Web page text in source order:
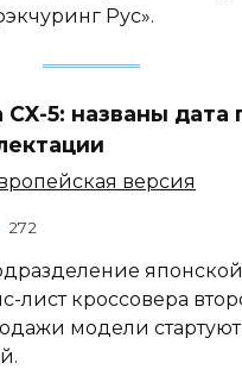
Рус».
5: названы дата
272
лист кроссовера
модели стартуют